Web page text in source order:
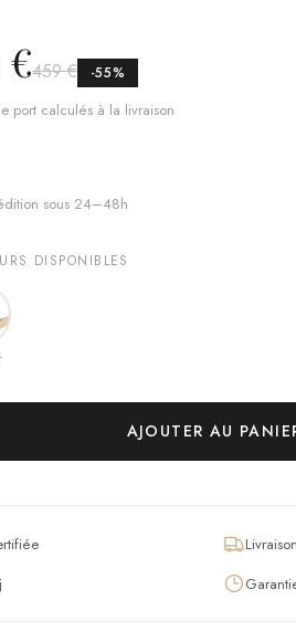
€459 € -55%
port calculés à la livraison
sous 24–48h
DISPONIBLES
AJOUTER AU